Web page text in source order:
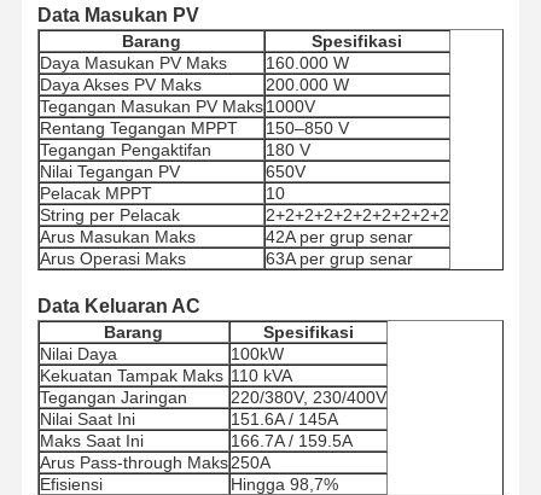
Rumah Produk Tentang Kita
Data Masukan PV
Barang
Spesifikasi
Daya Masukan PV Maks
160.000 W
Daya Akses PV Maks
200.000 W
Tegangan Masukan PV Maks1000V
Rentang Tegangan MPPT
150–850 V
Tegangan Pengaktifan
180 V
Nilai Tegangan PV
650V
Pelacak MPPT
10
String per Pelacak
2+2+2+2+2+2+2+2+2+2
Arus Masukan Maks
42A per grup senar
Arus Operasi Maks
63A per grup senar
Data Keluaran AC
Barang
Spesifikasi
Nilai Daya
100kW
Kekuatan Tampak Maks 110 kVA
Tegangan Jaringan
220/380V, 230/400V
Nilai Saat Ini
151.6A / 145A
Maks Saat Ini
166.7A / 159.5A
Arus Pass-through Maks250A
Efisiensi
Hingga 98,7%